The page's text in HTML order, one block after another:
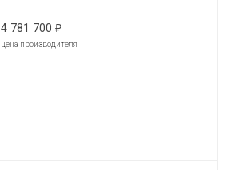
4 781 700 ₽
цена производителя